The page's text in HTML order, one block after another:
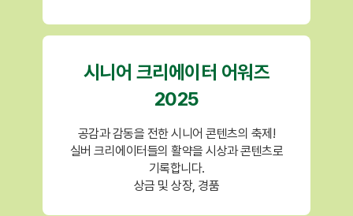
시니어 크리에이터 어워즈
2025
공감과 감동을 전한 시니어 콘텐츠의 축제!
실버 크리에이터들의 활약을 시상과 콘텐츠로
기록합니다.
상금 및 상장, 경품